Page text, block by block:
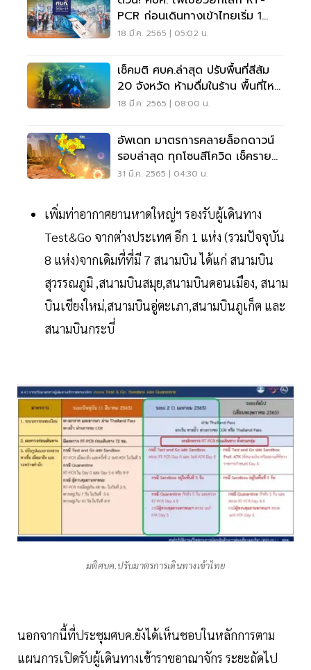
PCR ก่อนเดินทางเข้าไทยเริ่ม 1
เม.ย.นี้
18 มี.ค. 2565 | 05:02 น.
เช็คมติ ศบค.ล่าสุด ปรับพื้นที่สีส้ม
20 จังหวัด ห้ามดื่มในร้าน พื้นที่ไหน
บ้าง
18 มี.ค. 2565 | 08:00 น.
อัพเดท มาตรการคลายล็อกดาวน์
รอบล่าสุด ทุกโซนสีโควิด เช็คราย
ละเอียดที่นี่
31 มี.ค. 2565 | 04:30 น.
เพิ่มท่าอากาศยานหาดใหญ่ฯ รองรับผู้เดินทาง
Test&Go จากต่างประเทศ อีก 1 แห่ง (รวมปัจจุบัน
8 แห่ง)จากเดิมที่ที่มี 7 สนามบิน ได้แก่ สนามบิน
สุวรรณภูมิ ,สนามบินสมุย,สนามบินดอนเมือง, สนาม
บินเชียงใหม่,สนามบินอู่ตะเภา,สนามบินภูเก็ต และ
สนามบินกระบี่
มติศบค.ปรับมาตรการเดินทางเข้าไทย
นอกจากนี้ที่ประชุมศบค.ยังได้เห็นชอบในหลักการตาม
แผนการเปิดรับผู้เดินทางเข้าราชอาณาจักร ระยะถัดไป